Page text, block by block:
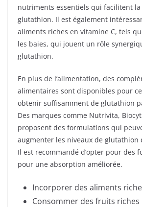
nutriments essentiels qui facilitent
glutathion. Il est également
aliments riches en vitamine C, tels
les baies, qui jouent un rôle
glutathion.
En plus de l’alimentation, des
alimentaires sont disponibles pour
obtenir suffisamment de glutathion
Des marques comme Nutrivita,
proposent des formulations qui
augmenter les niveaux de glutathion
Il est recommandé d’opter pour des
pour une absorption améliorée.
Incorporer des aliments
Consommer des fruits riches